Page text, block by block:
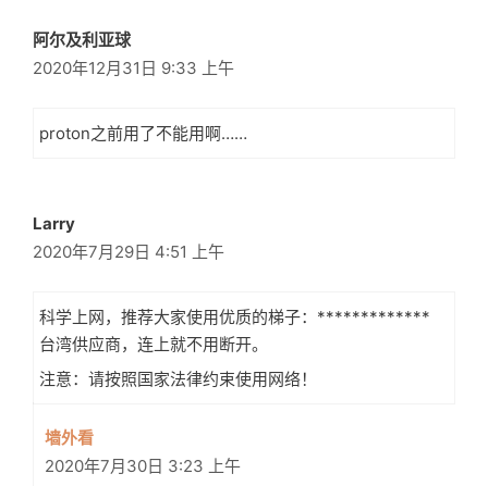
阿尔及利亚球
2020年12月31日 9:33 上午
proton之前用了不能用啊……
Larry
2020年7月29日 4:51 上午
科学上网，推荐大家使用优质的梯子：*************
台湾供应商，连上就不用断开。
注意：请按照国家法律约束使用网络！
墙外看
2020年7月30日 3:23 上午